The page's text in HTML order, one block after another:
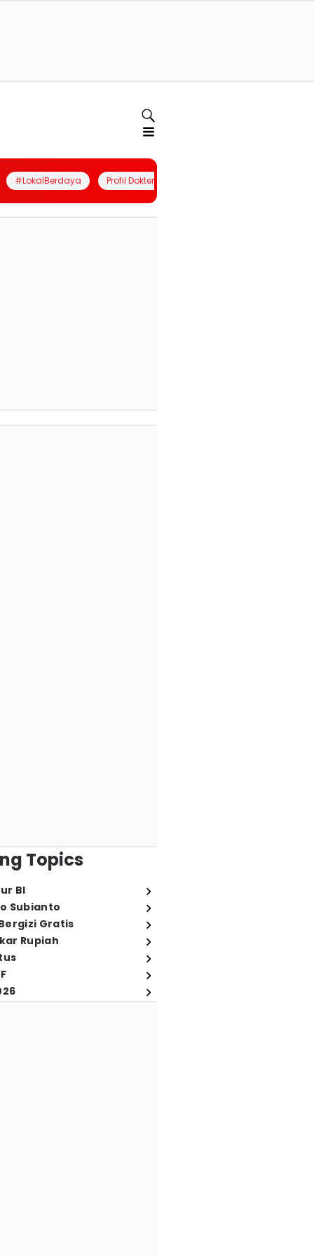
#LokalBerdaya Profil Dokter
Topics
BI
Subianto
Gratis
Rupiah